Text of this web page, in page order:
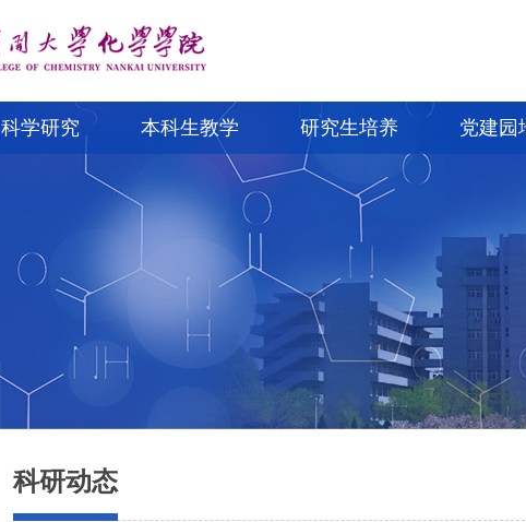
科学研究 本科生教学 研究生培养 党建园
科研动态